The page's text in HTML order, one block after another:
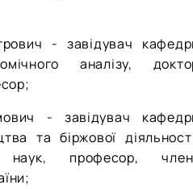
- завідувач
аналізу,
- завідувач
та біржової
наук, професор,